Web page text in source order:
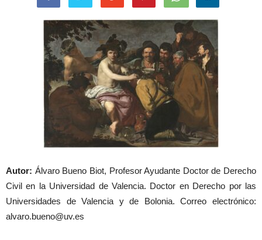
Autor: Álvaro Bueno Biot, Profesor Ayudante Doctor de Derecho
Civil en la Universidad de Valencia. Doctor en Derecho por las
Universidades de Valencia y de Bolonia. Correo electrónico:
alvaro.bueno@uv.es